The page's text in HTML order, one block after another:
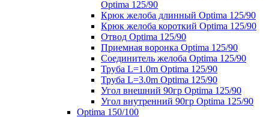
Optima 125/90
Крюк желоба длинный Optima 125/90
Крюк желоба короткий Optima 125/90
Отвод Optima 125/90
Приемная воронка Optima 125/90
Соединитель желоба Optima 125/90
Труба L=1.0m Optima 125/90
Труба L=3.0m Optima 125/90
Угол внешний 90гр Optima 125/90
Угол внутренний 90гр Optima 125/90
Optima 150/100